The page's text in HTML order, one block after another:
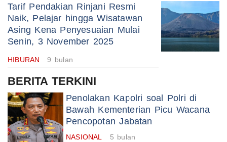
Tarif Pendakian Rinjani Resmi
Naik, Pelajar hingga Wisatawan
Asing Kena Penyesuaian Mulai
Senin, 3 November 2025
HIBURAN 9 bulan
BERITA TERKINI
Penolakan Kapolri soal Polri di
Bawah Kementerian Picu Wacana
Pencopotan Jabatan
NASIONAL 5 bulan